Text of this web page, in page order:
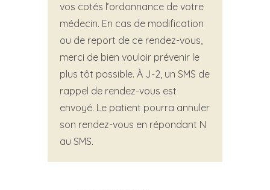
vos cotés l’ordonnance de votre
médecin. En cas de modification
ou de report de ce rendez-vous,
merci de bien vouloir prévenir le
plus tôt possible. À J-2, un SMS de
rappel de rendez-vous est
envoyé. Le patient pourra annuler
son rendez-vous en répondant N
au SMS.